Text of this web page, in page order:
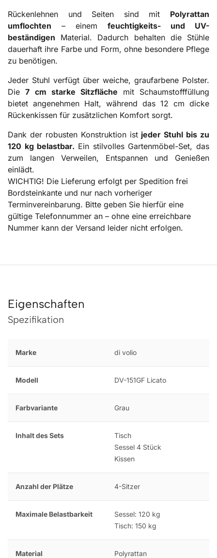
Rückenlehnen und Seiten sind mit Polyrattan
umflochten – einem feuchtigkeits- und UV-
beständigen Material. Dadurch behalten die Stühle
dauerhaft ihre Farbe und Form, ohne besondere Pflege
zu benötigen.
Jeder Stuhl verfügt über weiche, graufarbene Polster.
Die7 cm starke Sitzfläche mit Schaumstofffüllung
bietet angenehmen Halt, während das 12 cm dicke
Rückenkissen für zusätzlichen Komfort sorgt.
Dank der robusten Konstruktion ist jeder Stuhl bis zu
120 kg belastbar. Ein stilvolles Gartenmöbel-Set, das
zum langen Verweilen, Entspannen und Genießen
einlädt.
WICHTIG! Die Lieferung erfolgt per Spedition frei
Bordsteinkante und nur nach vorheriger
Terminvereinbarung. Bitte geben Sie hierfür eine
gültige Telefonnummer an – ohne eine erreichbare
Nummer kann der Versand leider nicht erfolgen.
Eigenschaften
Spezifikation
Marke di volio
Modell DV-151GF Licato
Farbvariante Grau
Inhalt des Sets
Tisch
Sessel 4 Stück
Kissen
Anzahl der Plätze 4-Sitzer
Maximale Belastbarkeit
Sessel: 120 kg
Tisch: 150 kg
Material Polyrattan